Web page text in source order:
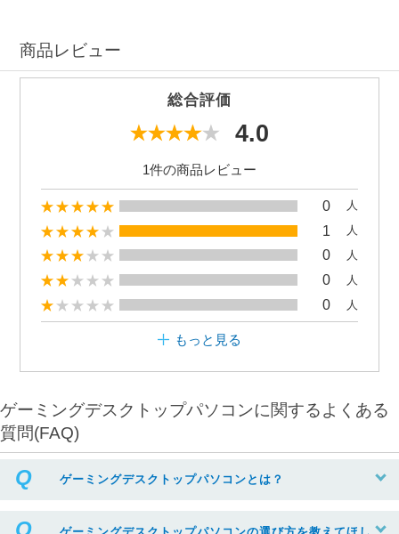
商品レビュー
総合評価
4.0
1件の商品レビュー
0 人
1 人
0 人
0 人
0 人
もっと見る
ゲーミングデスクトップパソコンに関するよくある
質問(FAQ)
ゲーミングデスクトップパソコンとは？